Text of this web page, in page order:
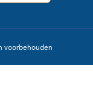
voorbehouden